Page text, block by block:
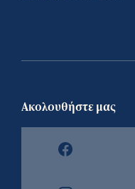
Ακολουθήστε μας